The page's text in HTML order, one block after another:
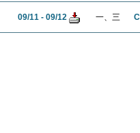
09/11 - 09/12 一、三 C